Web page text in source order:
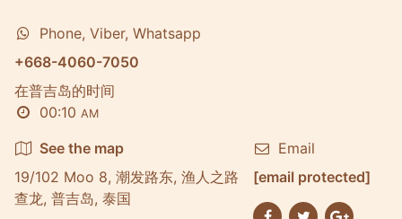
Phone, Viber, Whatsapp
+668-4060-7050
在普吉岛的时间
00:10 AM
See the map
19/102 Moo 8, 潮发路东, 渔人之路
查龙, 普吉岛, 泰国
Email
[email protected]